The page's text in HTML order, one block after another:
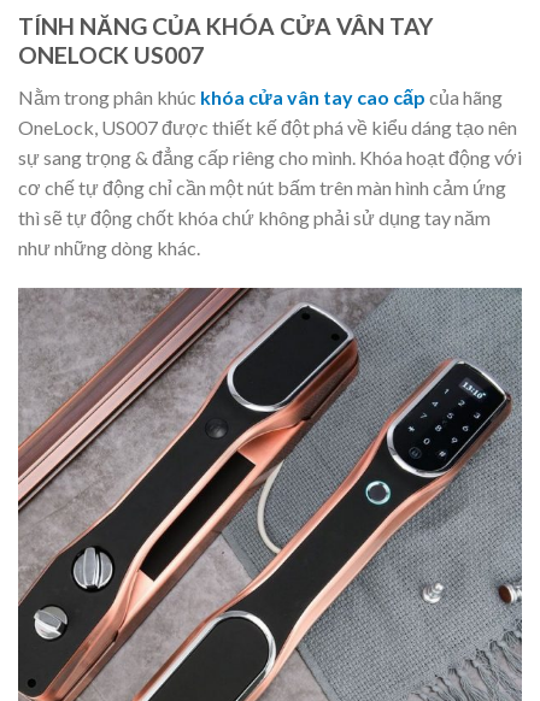
TÍNH NĂNG CỦA KHÓA CỬA VÂN TAY
ONELOCK US007
Nằm trong phân khúc khóa cửa vân tay cao cấp của hãng
OneLock, US007 được thiết kế đột phá về kiểu dáng tạo nên
sự sang trọng & đẳng cấp riêng cho mình. Khóa hoạt động với
cơ chế tự động chỉ cần một nút bấm trên màn hình cảm ứng
thì sẽ tự động chốt khóa chứ không phải sử dụng tay năm
như những dòng khác.